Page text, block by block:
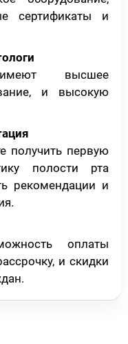
сертификаты и
высшее
и высокую
получить первую
полости рта
рекомендации и
оплаты
и скидки